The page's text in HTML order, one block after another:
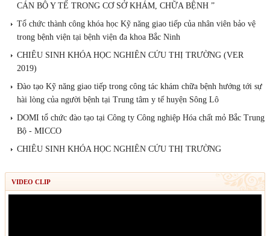
CÁN BỘ Y TẾ TRONG CƠ SỞ KHÁM, CHỮA BỆNH ”
Tổ chức thành công khóa học Kỹ năng giao tiếp của nhân viên bảo vệ
trong bệnh viện tại bệnh viện đa khoa Bắc Ninh
CHIÊU SINH KHÓA HỌC NGHIÊN CỨU THỊ TRƯỜNG (VER
2019)
Đào tạo Kỹ năng giao tiếp trong công tác khám chữa bệnh hướng tới sự
hài lòng của người bệnh tại Trung tâm y tế huyện Sông Lô
DOMI tổ chức đào tạo tại Công ty Công nghiệp Hóa chất mỏ Bắc Trung
Bộ - MICCO
CHIÊU SINH KHÓA HỌC NGHIÊN CỨU THỊ TRƯỜNG
VIDEO CLIP